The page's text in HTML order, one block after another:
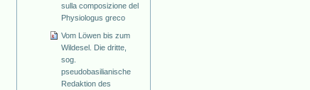
sulla composizione del
Physiologus greco
Vom Löwen bis zum
Wildesel. Die dritte,
sog.
pseudobasilianische
Redaktion des